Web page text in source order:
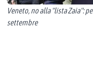
Veneto, no alla "lista Zaia":
settembre